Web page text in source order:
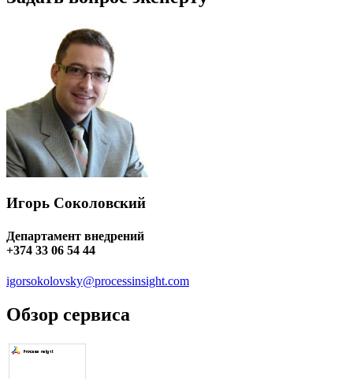
Игорь Соколовский
Департамент внедрений
+374 33 06 54 44
igorsokolovsky@processinsight.com
Обзор сервиса